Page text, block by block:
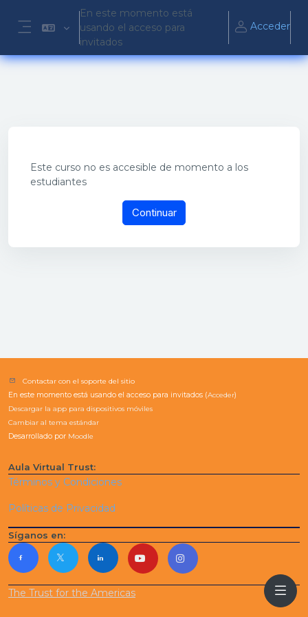
Salta al contenido principal
Panel lateral
En este momento está
usando el acceso para
invitados
Acceder
Este curso no es accesible de momento a los
estudiantes
Continuar
Contactar con el soporte del sitio
En este momento está usando el acceso para invitados (Acceder)
Descargar la app para dispositivos móviles
Cambiar al tema estándar
Desarrollado por Moodle
Aula Virtual Trust:
Términos y Condiciones
Políticas de Privacidad
Síganos en:
The Trust for the Americas